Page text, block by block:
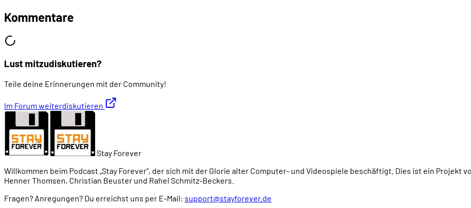
00:59:45 - Konkurrent #2: General Motors' "Token Bus"
01:04:22 NETZWERKE AUF DEM IBM-PC
01:07:30 - Die erste Lösung: PC Cluster (1984)
01:08:58 - Die zweite Lösung: PC Network (1984)
01:10:24 - Die dritte Lösung: Token Ring (1985)
01:11:49 - Ethernet auf dem PC
Kommentare
Lust mitzudiskutieren?
Teile deine Erinnerungen mit der Community!
Im Forum weiterdiskutieren
Stay Forever
Willkommen beim Podcast „Stay Forever", der sich mit der Glorie alter Computer- und Videospiele beschäftigt. Dies ist ein Projekt
Henner Thomsen, Christian Beuster und Rahel Schmitz-Beckers.
Fragen? Anregungen? Du erreichst uns per E-Mail: support@stayforever.de